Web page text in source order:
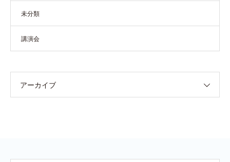
未分類
講演会
アーカイブ